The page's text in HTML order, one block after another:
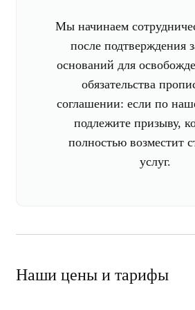
Мы начинаем
после подтверждения
оснований для
обязательства
соглашении: если по
подлежите призыву,
полностью возместит
услуг.
Наши цены и тарифы